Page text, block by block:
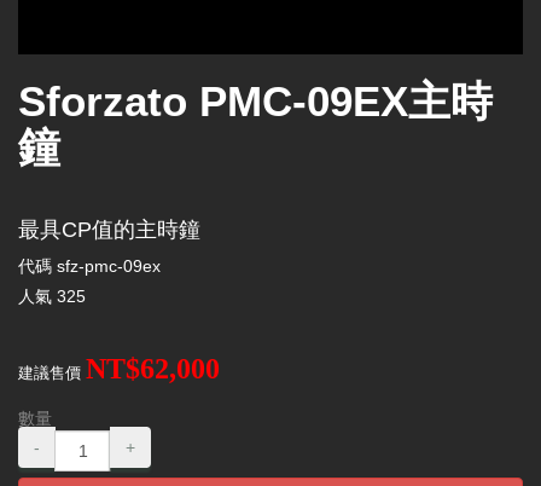
Sforzato PMC-09EX主時
鐘
最具CP值的主時鐘
代碼 sfz-pmc-09ex
人氣 325
建議售價 NT$62,000
數量
-
+